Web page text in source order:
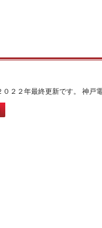
０２２年最終更新です。 神戸